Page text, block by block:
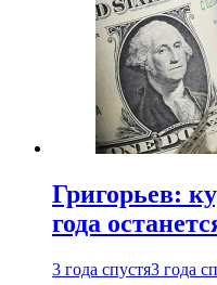
Григорьев:
года
3 года спустя3 года